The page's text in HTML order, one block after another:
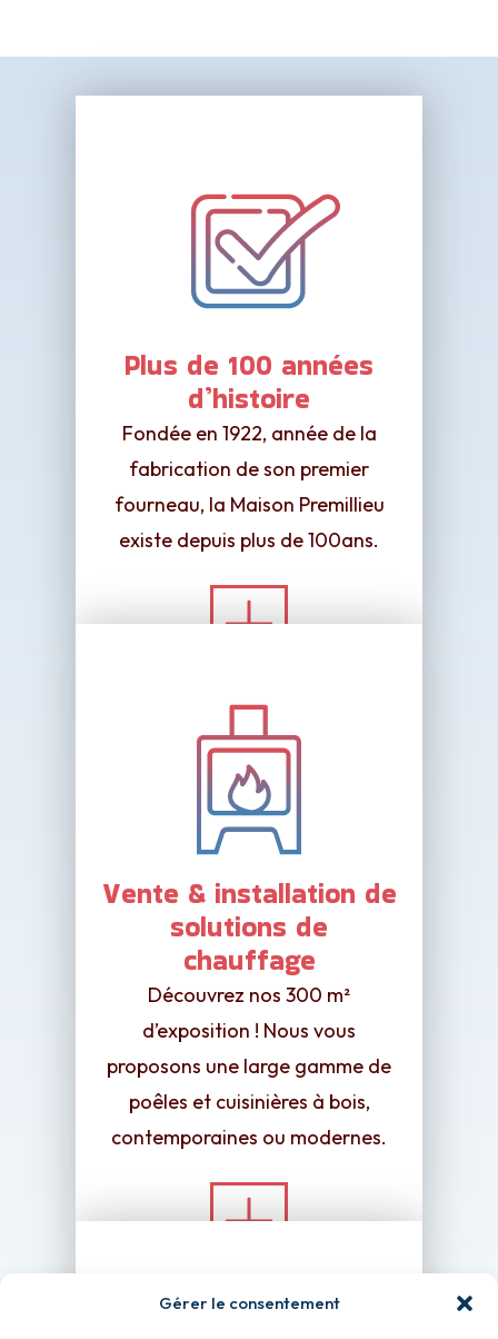
Gérer le consentement
Plus de 100 années
d’histoire
Fondée en 1922, année de la
fabrication de son premier
fourneau, la Maison Premillieu
existe depuis plus de 100ans.
Vente & installation de
solutions de
chauffage
Découvrez nos 300 m²
d’exposition ! Nous vous
proposons une large gamme de
poêles et cuisinières à bois,
contemporaines ou modernes.